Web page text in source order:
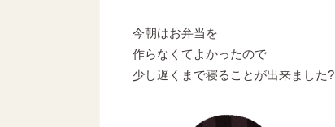
今朝はお弁当を
作らなくてよかったので
少し遅くまで寝ることが出来ました?